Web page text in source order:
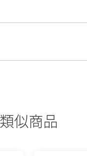
類似商品